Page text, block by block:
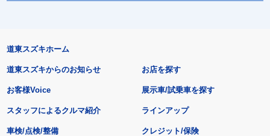
道東スズキホーム
道東スズキからのお知らせ
お客様Voice
スタッフによるクルマ紹介
お店を探す
展示車/試乗車を探す
ラインアップ
車検/点検/整備 クレジット/保険